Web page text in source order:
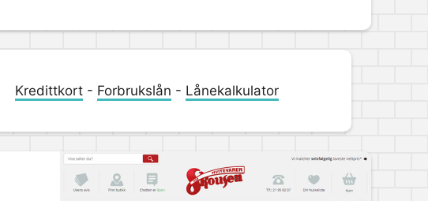
Kredittkort- Forbrukslån - Lånekalkulator